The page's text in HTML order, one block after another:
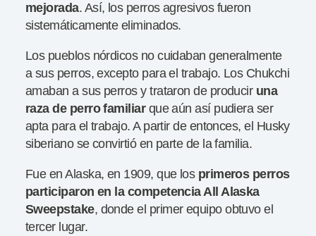
mejorada. Así, los perros agresivos fueron
sistemáticamente eliminados.
Los pueblos nórdicos no cuidaban generalmente
a sus perros, excepto para el trabajo. Los Chukchi
amaban a sus perros y trataron de producir una
raza de perro familiarque aún así pudiera ser
apta para el trabajo. A partir de entonces, el Husky
siberiano se convirtió en parte de la familia.
Fue en Alaska, en 1909, que losprimeros perros
participaron en la competencia All Alaska
Sweepstake, donde el primer equipo obtuvo el
tercer lugar.